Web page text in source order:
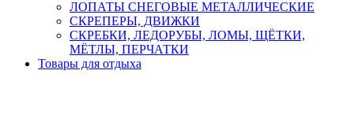
ЛОПАТЫ СНЕГОВЫЕ МЕТАЛЛИЧЕСКИЕ
СКРЕПЕРЫ, ДВИЖКИ
СКРЕБКИ, ЛЕДОРУБЫ, ЛОМЫ, ЩЁТКИ,
МЁТЛЫ, ПЕРЧАТКИ
Товары для отдыха